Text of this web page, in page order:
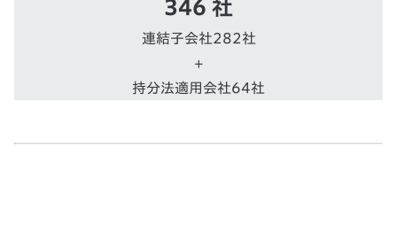
346 社
連結子会社282社
+
持分法適用会社64社